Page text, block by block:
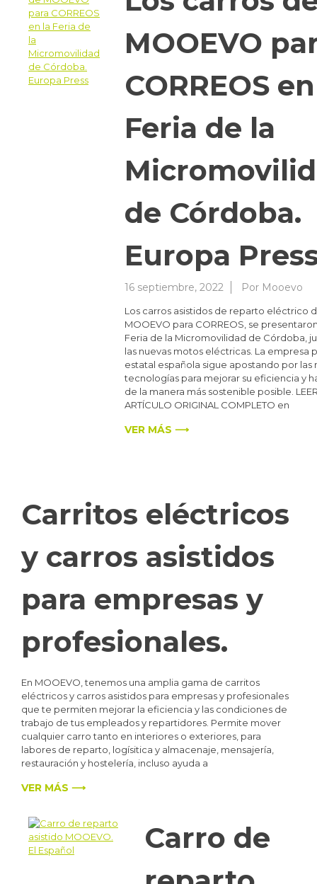
MOOEVO
CORREOS
Feria de la
de Córdoba.
Europa
16 septiembre, 2022 Por Mooevo
Los carros asistidos de reparto eléctrico
MOOEVO para CORREOS, se
Feria de la Micromovilidad de Córdoba,
las nuevas motos eléctricas. La empresa
estatal española sigue apostando por las
tecnologías para mejorar su eficiencia y
de la manera más sostenible posible.
ARTÍCULO ORIGINAL COMPLETO en
VER MÁS ⟶
Carritos eléctricos
y carros asistidos
para empresas y
profesionales.
En MOOEVO, tenemos una amplia gama de carritos
eléctricos y carros asistidos para empresas y profesionales
que te permiten mejorar la eficiencia y las condiciones de
trabajo de tus empleados y repartidores. Permite mover
cualquier carro tanto en interiores o exteriores, para
labores de reparto, logísitica y almacenaje, mensajería,
restauración y hostelería, incluso ayuda a
VER MÁS ⟶
Carro de